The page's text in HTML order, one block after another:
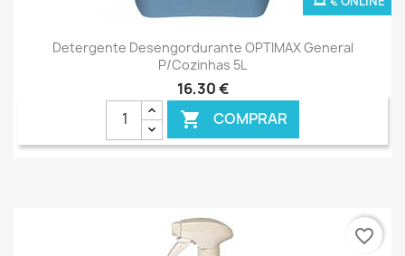
Detergente Desengordurante OPTIMAX General
P/Cozinhas 5L
16,30 €
 COMPRAR
favorite_border